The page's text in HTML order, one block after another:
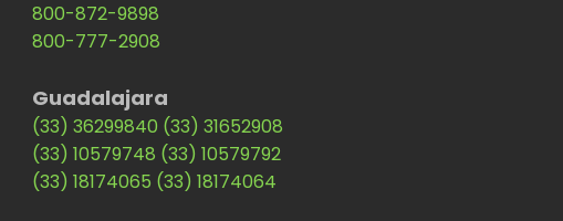
800-872-9898
800-777-2908
Guadalajara
(33) 36299840 (33) 31652908
(33) 10579748 (33) 10579792
(33) 18174065 (33) 18174064